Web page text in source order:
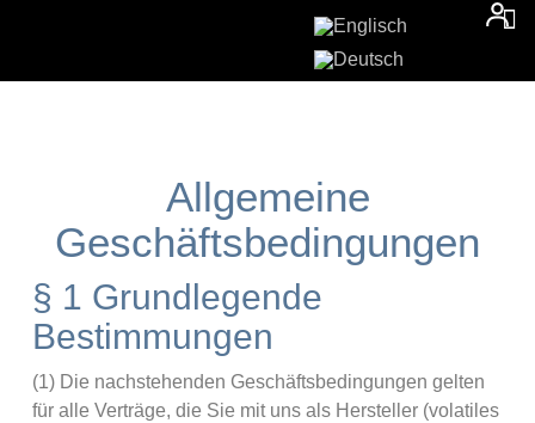
Allgemeine
Geschäftsbedingungen
§ 1 Grundlegende
Bestimmungen
(1) Die nachstehenden Geschäftsbedingungen gelten
für alle Verträge, die Sie mit uns als Hersteller (volatiles